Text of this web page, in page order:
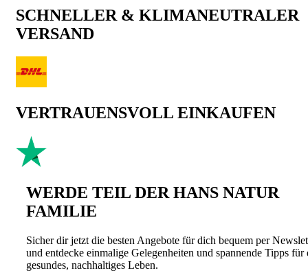
SCHNELLER & KLIMANEUTRALER
VERSAND
VERTRAUENSVOLL EINKAUFEN
WERDE TEIL DER HANS NATUR
FAMILIE
Sicher dir jetzt die besten Angebote für dich bequem per
und entdecke einmalige Gelegenheiten und spannende Tipps für
gesundes, nachhaltiges Leben.